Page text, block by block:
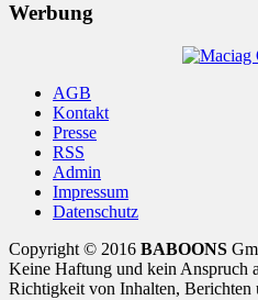
Werbung
AGB
Kontakt
Presse
RSS
Admin
Impressum
Datenschutz
Copyright © 2016 BABOONS
Keine Haftung und kein Anspruch
Richtigkeit von Inhalten, Berichten